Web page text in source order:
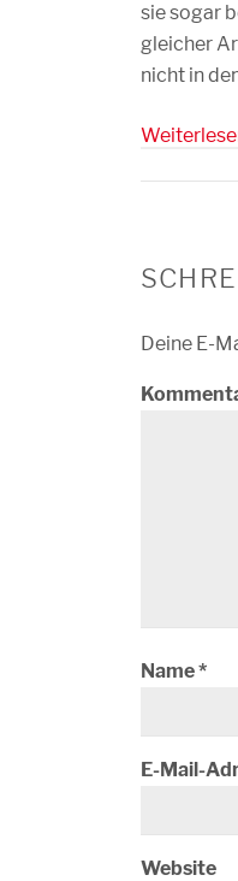
sie sogar
gleicher
nicht in
Deine E-
Name*
E-Mail-
Website